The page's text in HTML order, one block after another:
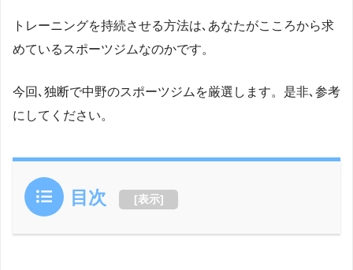
トレーニングを持続させる方法は､あなたがこころから求
めているスポーツジムなのかです。
今回､独断で中野のスポーツジムを厳選します。是非､参考
にしてください。
目次 [表示]